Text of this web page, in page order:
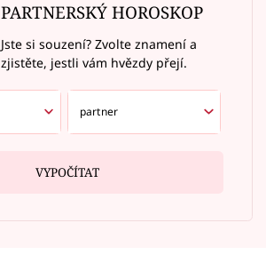
PARTNERSKÝ HOROSKOP
Jste si souzení? Zvolte znamení a
zjistěte, jestli vám hvězdy přejí.
VYPOČÍTAT